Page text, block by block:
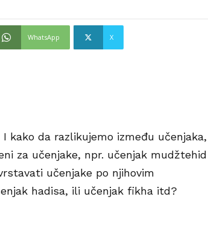
WhatsApp X
kako da razlikujemo između učenjaka,
za učenjake, npr. učenjak
učenjake po njihovim
hadisa, ili učenjak fikha itd?